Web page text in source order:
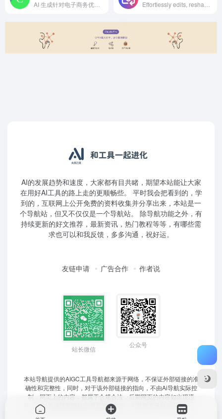
AI的发展趋势和速度，大家都有目共睹，期望本站能让大家
在用好AI工具的路上走的更顺畅些。 平时我会把看到的，学
到的，互联网上公开免费的资料收集并分享出来，本站是一
个导航站，但又不仅仅是一个导航站。 除导航功能之外，有
持续更新的好文推荐，最新资讯，热门教程等等，有哪些需
求也可以和我反馈，多多沟通，祝好运。
友链申请 广告合作 作者说
站长微信
公众号
本站导航提供的AIGC工具导航都来源于网络，不保证外部链接的准
确性和完整性，同时，对于该外部链接的指向，不由Ai导航实际控
制，网页上的内容，都属于合规合法，后期网页的内容如出现违
规，可以直接联系网站管理员进行删除，Ai导航不承担任何责任。